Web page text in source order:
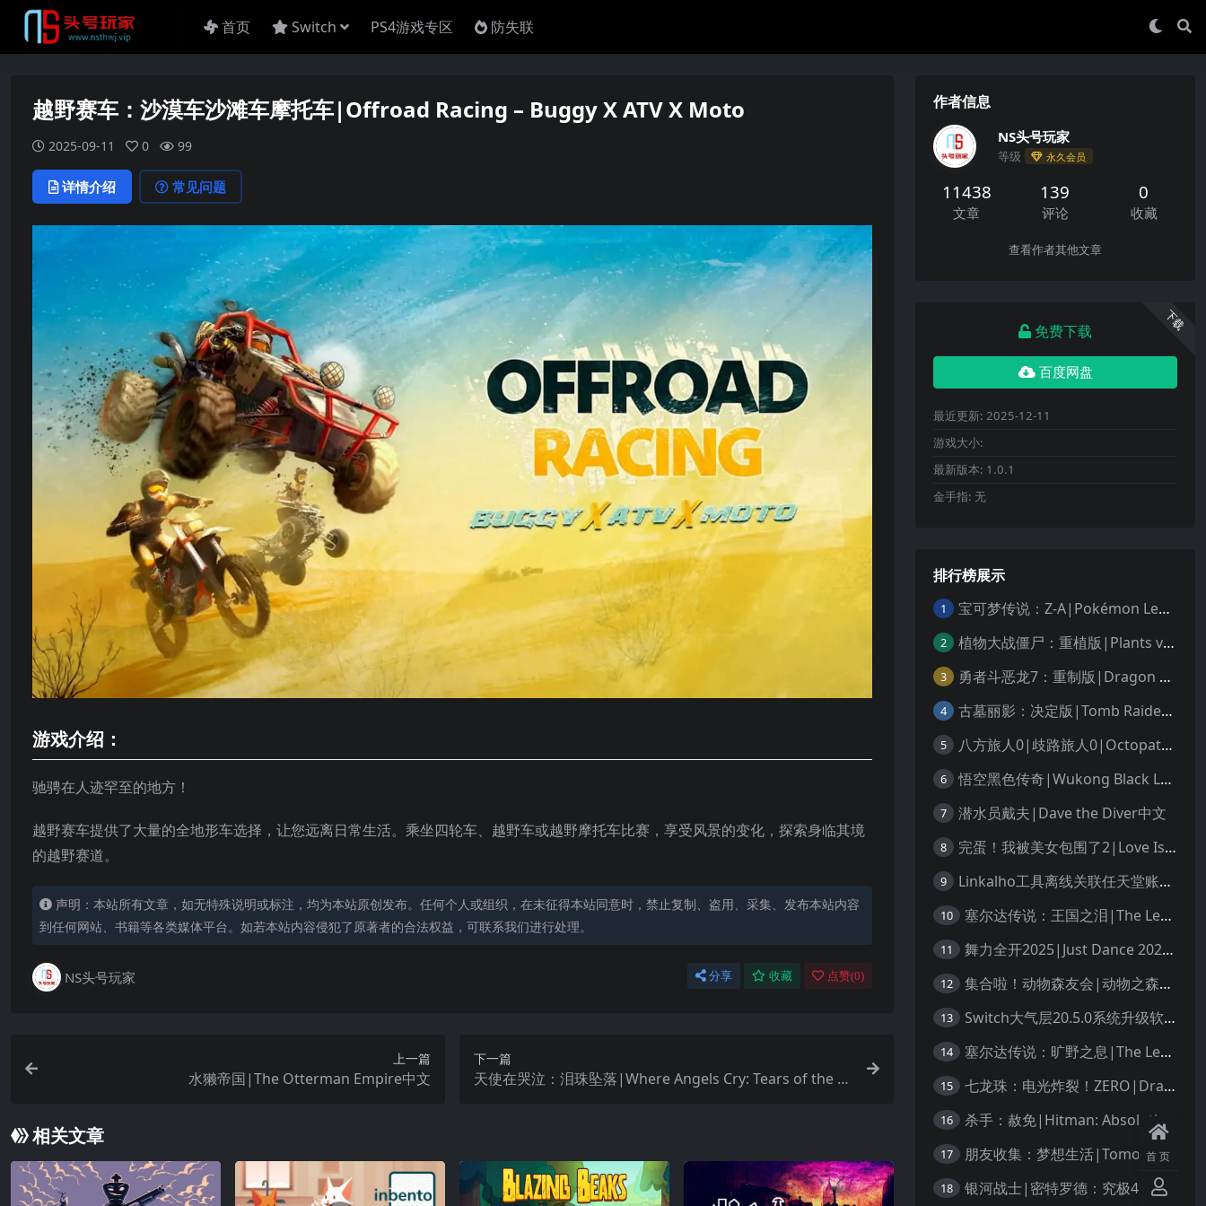
首页 Switch PS4游戏专区 防失联
越野赛车：沙漠车沙滩车摩托车|Offroad Racing – Buggy X ATV X Moto
2025-09-11 0 99
详情介绍 常见问题
游戏介绍：
驰骋在人迹罕至的地方！
越野赛车提供了大量的全地形车选择，让您远离日常生活。乘坐四轮车、越野车或越野摩托车比赛，享受风景的变化，探索身临其境
的越野赛道。
声明：本站所有文章，如无特殊说明或标注，均为本站原创发布。任何个人或组织，在未征得本站同意时，禁止复制、盗用、采集、发布本站内容
到任何网站、书籍等各类媒体平台。如若本站内容侵犯了原著者的合法权益，可联系我们进行处理。
NS头号玩家 分享 收藏 点赞(0)
上一篇
水獭帝国|The Otterman Empire中文
下一篇
天使在哭泣：泪珠坠落|Where Angels Cry: Tears of the Fa
相关文章
作者信息
NS头号玩家
等级 永久会员
11438
文章
139
评论
0
收藏
查看作者其他文章
下载
免费下载
百度网盘
最近更新: 2025-12-11
游戏大小:
最新版本: 1.0.1
金手指: 无
排行榜展示
1 宝可梦传说：Z-A|Pokémon Legends: Z-A中文
2 植物大战僵尸：重植版|Plants vs. Zombies: Replanted中文
3 勇者斗恶龙7：重制版|Dragon Quest VII Reimagined中文
4 古墓丽影：决定版|Tomb Raider: Definitive Edition中文
5 八方旅人0|歧路旅人0|Octopath Traveler 0中文
6 悟空黑色传奇|Wukong Black Legend
7 潜水员戴夫|Dave the Diver中文
8 完蛋！我被美女包围了2|Love Is All Around 2中文
9 Linkalho工具离线关联任天堂账户教程
10 塞尔达传说：王国之泪|The Legend of Zelda: Tears of the Kingdom中文
11 舞力全开2025|Just Dance 2025中文
12 集合啦！动物森友会|动物之森|Animal Crossing: New Horizons中文
13 Switch大气层20.5.0系统升级软硬破通用教程
14 塞尔达传说：旷野之息|The Legend of Zelda: Breath of the Wild中文
15 七龙珠：电光炸裂！ZERO|Dragon Ball: Sparking! Zero中文
16 杀手：赦免|Hitman: Absolution汉化
17 朋友收集：梦想生活|Tomodachi Life: Living the Dream中文
18 银河战士|密特罗德：究极4穿越未知|Metroid Prime 4: Beyond中文
首页